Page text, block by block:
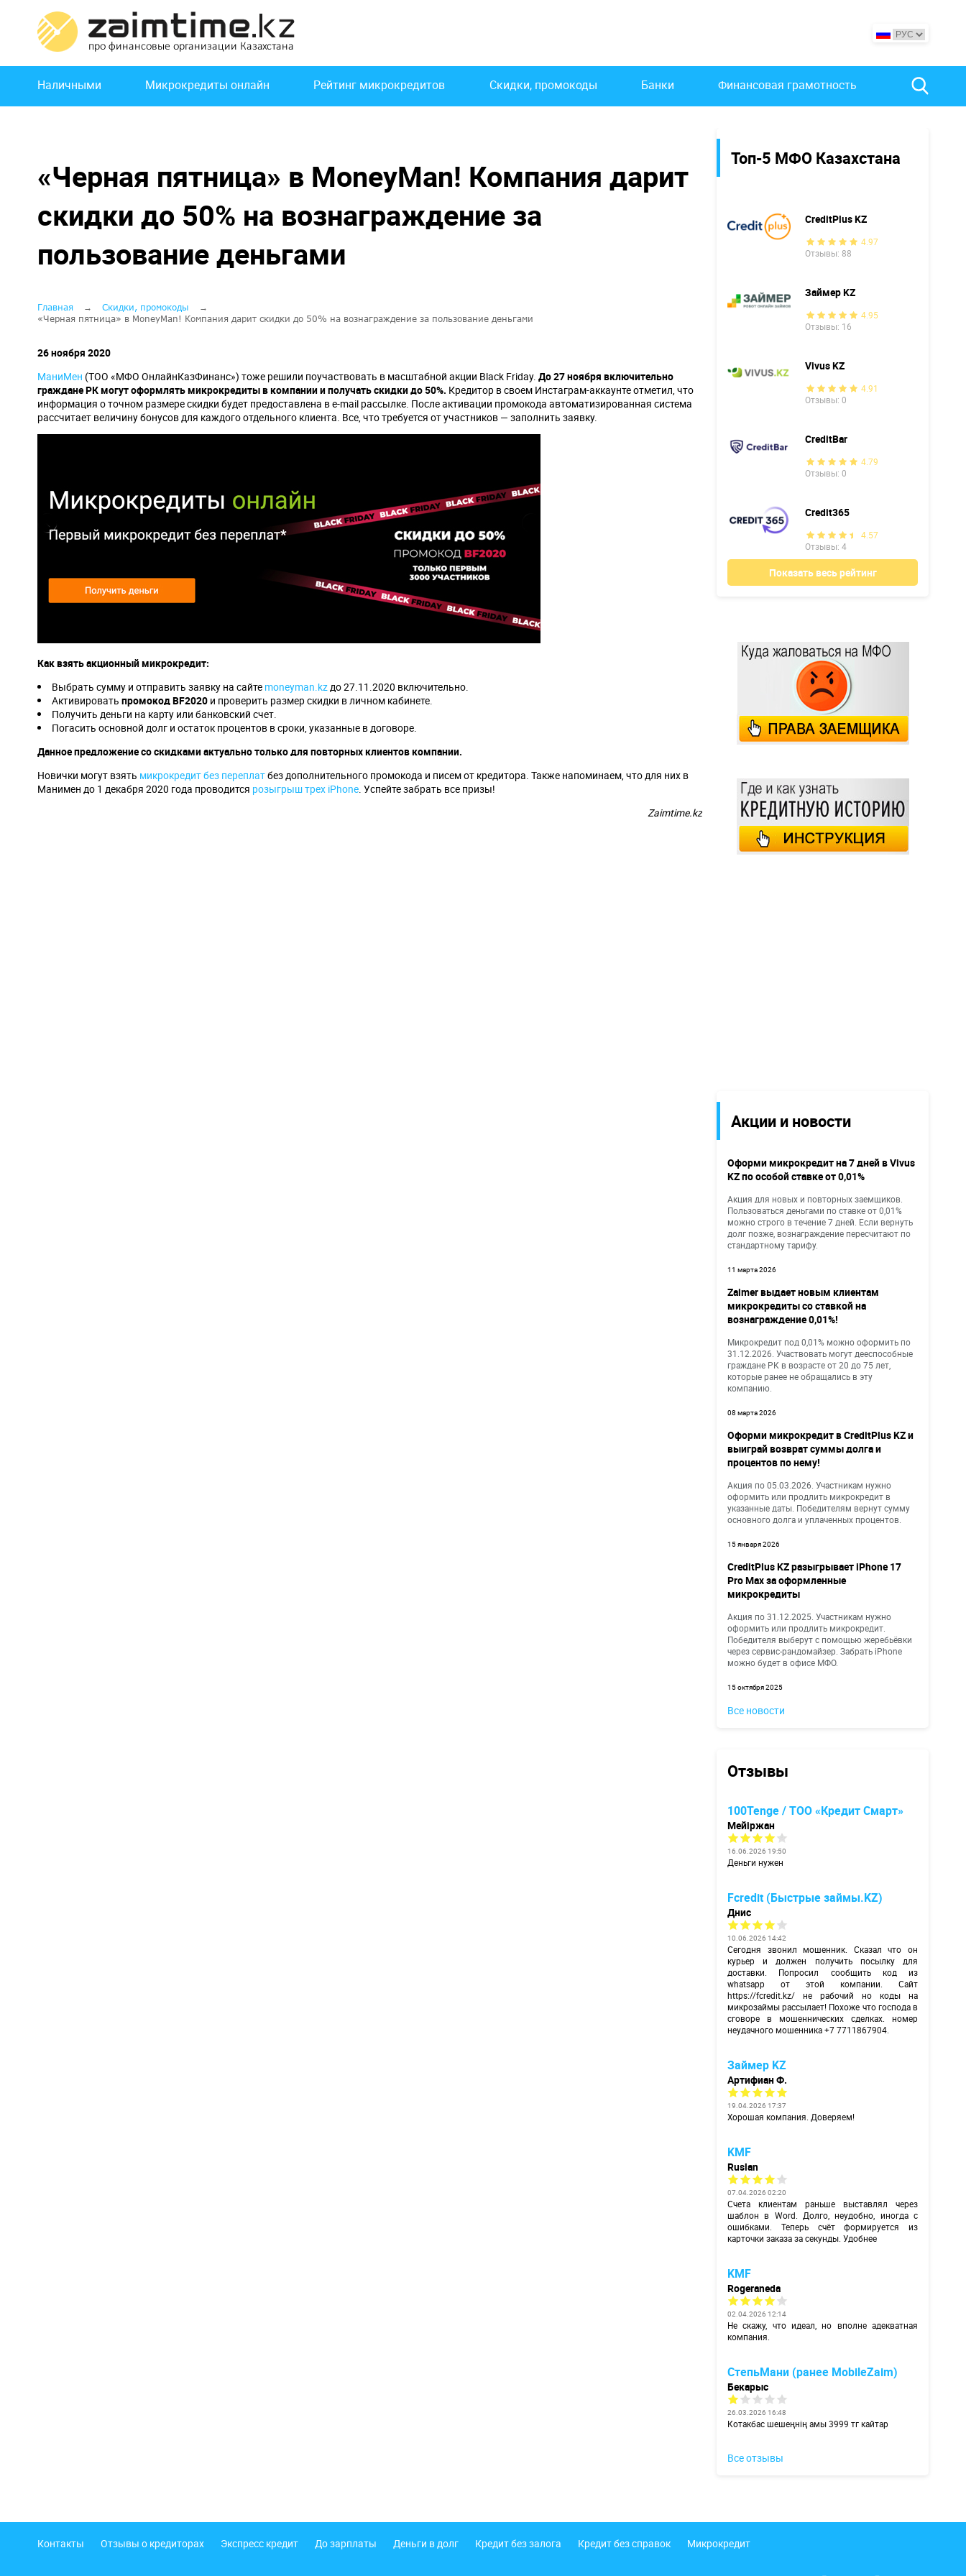
основному
содержанию
Основная
навигация
Наличными Микрокредиты онлайн Рейтинг микрокредитов Скидки, промокоды Банки Финансовая грамотность
Топ-5 МФО Казахстана
CreditPlus KZ
4.97
Отзывы: 88
Займер KZ
4.95
Отзывы: 16
Vivus KZ
4.91
Отзывы: 0
CreditBar
4.79
Отзывы: 0
Credit365
4.57
Отзывы: 4
Показать весь рейтинг
Акции и новости
Оформи микрокредит на 7 дней в Vivus
KZ по особой ставке от 0,01%
Акция для новых и повторных заемщиков.
Пользоваться деньгами по ставке от 0,01%
можно строго в течение 7 дней. Если вернуть
долг позже, вознаграждение пересчитают по
стандартному тарифу.
11 марта 2026
Zaimer выдает новым клиентам
микрокредиты со ставкой на
вознаграждение 0,01%!
Микрокредит под 0,01% можно оформить по
31.12.2026. Участвовать могут дееспособные
граждане РК в возрасте от 20 до 75 лет,
которые ранее не обращались в эту
компанию.
08 марта 2026
Оформи микрокредит в CreditPlus KZ и
выиграй возврат суммы долга и
процентов по нему!
Акция по 05.03.2026. Участникам нужно
оформить или продлить микрокредит в
указанные даты. Победителям вернут сумму
основного долга и уплаченных процентов.
15 января 2026
CreditPlus KZ разыгрывает iPhone 17
Pro Max за оформленные
микрокредиты
Акция по 31.12.2025. Участникам нужно
оформить или продлить микрокредит.
Победителя выберут с помощью жеребьёвки
через сервис-рандомайзер. Забрать iPhone
можно будет в офисе МФО.
15 октября 2025
Все новости
Отзывы
100Tenge / ТОО «Кредит Смарт»
Мейіржан
16.06.2026 19:50
Деньги нужен
Fcredit (Быстрые займы.KZ)
Днис
10.06.2026 14:42
Сегодня звонил мошенник. Сказал что он
курьер и должен получить посылку для
доставки. Попросил сообщить код из
whatsapp от этой компании. Сайт
https://fcredit.kz/ не рабочий но коды на
микрозаймы рассылает! Похоже что господа в
сговоре в мошеннических сделках. номер
неудачного мошенника +7 7711867904.
Займер KZ
Артифиан Ф.
19.04.2026 17:37
Хорошая компания. Доверяем!
KMF
Ruslan
07.04.2026 02:20
Счета клиентам раньше выставлял через
шаблон в Word. Долго, неудобно, иногда с
ошибками. Теперь счёт формируется из
карточки заказа за секунды. Удобнее
KMF
Rogeraneda
02.04.2026 12:14
Не скажу, что идеал, но вполне адекватная
компания.
СтепьМани (ранее MobileZaim)
Бекарыс
26.03.2026 16:48
Котакбас шешеңнің амы 3999 тг кайтар
Все отзывы
«Черная пятница» в MoneyMan! Компания дарит
скидки до 50% на вознаграждение за
пользование деньгами
Строка
навигации
Главная
Скидки, промокоды
«Черная пятница» в MoneyMan! Компания дарит скидки до 50% на вознаграждение за пользование деньгами
26 ноября 2020
МаниМен (ТОО «МФО ОнлайнКазФинанс») тоже решили поучаствовать в масштабной акции Black Friday. До 27 ноября включительно
граждане РК могут оформлять микрокредиты в компании и получать скидки до 50%. Кредитор в своем Инстаграм-аккаунте отметил, что
информация о точном размере скидки будет предоставлена в e-mail рассылке. После активации промокода автоматизированная система
рассчитает величину бонусов для каждого отдельного клиента. Все, что требуется от участников — заполнить заявку.
Как взять акционный микрокредит:
Выбрать сумму и отправить заявку на сайте moneyman.kzдо 27.11.2020 включительно.
Активировать промокодBF2020 и проверить размер скидки в личном кабинете.
Получить деньги на карту или банковский счет.
Погасить основной долг и остаток процентов в сроки, указанные в договоре.
Данное предложение со скидками актуально только для повторных клиентов компании.
Новички могут взять микрокредит без переплатбез дополнительного промокода и писем от кредитора. Также напоминаем, что для них в
Манимен до 1 декабря 2020 года проводится розыгрыш трех iPhone. Успейте забрать все призы!
Zaimtime.kz
Подвал
Контакты Отзывы о кредиторах Экспресс кредит До зарплаты Деньги в долг Кредит без залога Кредит без справок Микрокредит